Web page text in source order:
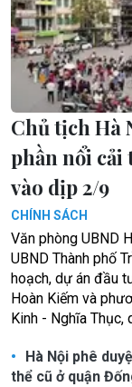
Chủ tịch Hà
phần nổi cải
vào dịp 2/9
CHÍNH SÁCH
Văn phòng UBND
UBND Thành phố
hoạch, dự án đầu
Hoàn Kiếm và
Kinh - Nghĩa Thục,
Hà Nội phê
thể cũ ở quận